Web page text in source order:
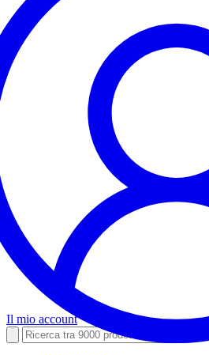
Il mio account